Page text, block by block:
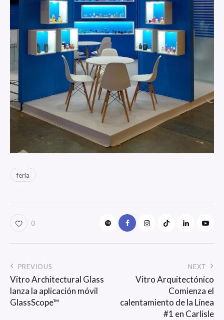
feria
0
PREVIOUS
Vitro Architectural Glass
lanza la aplicación móvil
GlassScope™
NEXT
Vitro Arquitectónico
Comienza el
calentamiento de la Línea
#1 en Carlisle